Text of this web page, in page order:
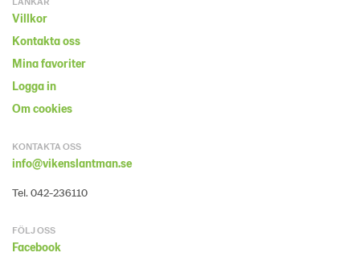
Villkor
Kontakta oss
Mina favoriter
Logga in
Om cookies
KONTAKTA OSS
info@vikenslantman.se
Tel. 042-236110
FÖLJ OSS
Facebook